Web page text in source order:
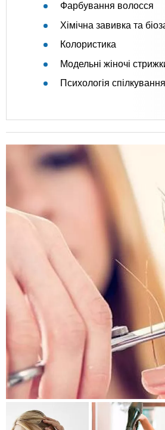
Фарбування волосся
Хімічна завивка та
Колористика
Модельні жіночі
Психологія